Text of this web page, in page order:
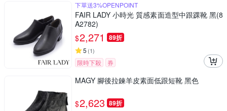
下單送3%OPENPOINT
FAIR LADY 小時光 質感素面造型中跟踝靴 黑(8
A2782)
$2,271 89折
5 (1)
限時下殺 券
MAGY 腳後拉鍊羊皮素面低跟短靴 黑色
$2,623 89折